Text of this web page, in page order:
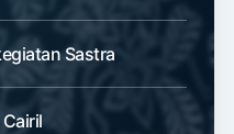
Sastra